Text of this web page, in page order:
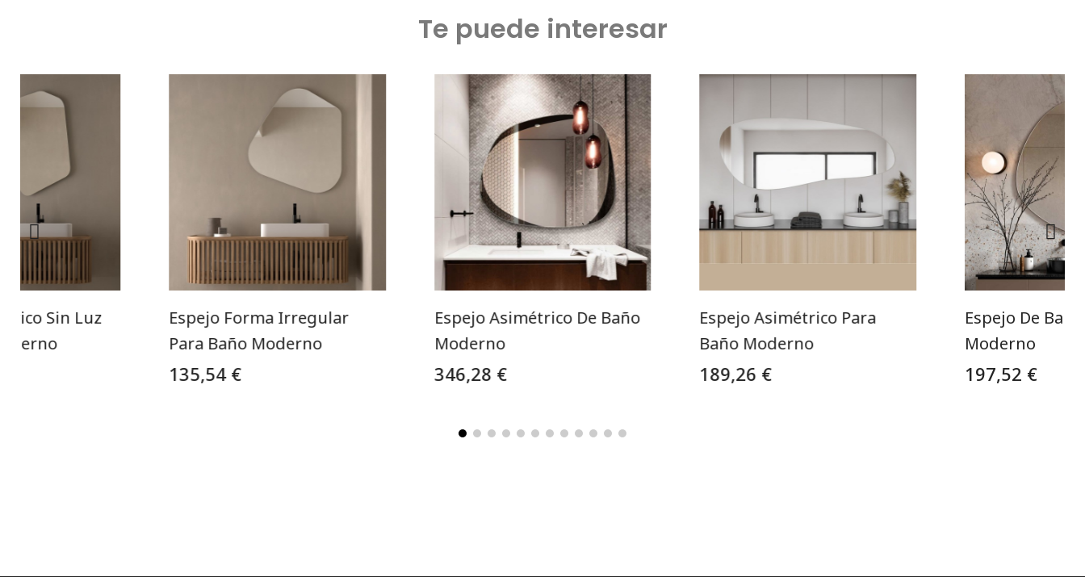
Te puede interesar
Sin Luz
Espejo Forma Irregular
Para Baño Moderno
135,54 €
Espejo Asimétrico De Baño
Moderno
346,28 €
Espejo Asimétrico Para
Baño Moderno
189,26 €
Espejo De
Moderno
197,52 €